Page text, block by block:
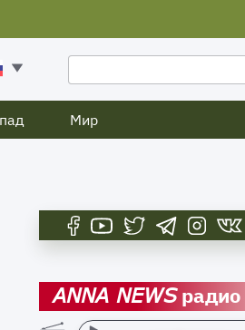
Мир
ANNA NEWSрадио